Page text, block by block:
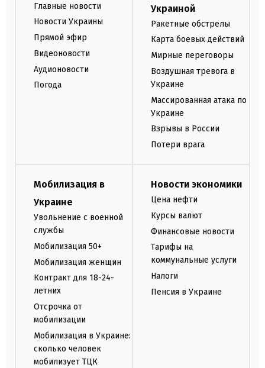
Главные новости
Новости Украины
Прямой эфир
Видеоновости
Аудионовости
Погода
Украиной
Ракетные обстрелы
Карта боевых действий
Мирные переговоры
Воздушная тревога в
Украине
Массированная атака по
Украине
Взрывы в России
Потери врага
Мобилизация в
Украине
Увольнение с военной
службы
Мобилизация 50+
Мобилизация женщин
Контракт для 18-24-
летних
Отсрочка от
мобилизации
Мобилизация в Украине:
сколько человек
мобилизует ТЦК
Новости экономики
Цена нефти
Курсы валют
Финансовые новости
Тарифы на
коммунальные услуги
Налоги
Пенсия в Украине